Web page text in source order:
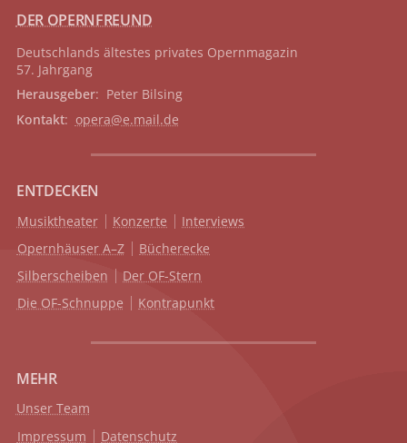
DER OPERNFREUND
Deutschlands ältestes privates Opernmagazin
57. Jahrgang
Herausgeber: Peter Bilsing
Kontakt: opera@e.mail.de
ENTDECKEN
Musiktheater Konzerte
Interviews
Opernhäuser A–Z
Bücherecke
Silberscheiben
Der OF-Stern
Die OF-Schnuppe
Kontrapunkt
MEHR
Unser Team
Impressum
Datenschutz